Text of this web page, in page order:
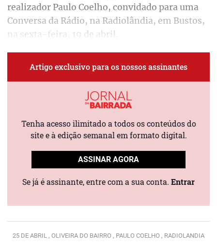
realizador Paulo Coelho, convidado para uma
Conversa da Rádio, na Radiolândia, em Bustos,
na sexta-feira, 19 de abril.
Artigo exclusivo para os nossos assinantes
Tenha acesso ilimitado a todos os conteúdos do
site e à edição semanal em formato digital.
ASSINAR AGORA
Se já é assinante, entre com a sua conta. Entrar
25 DE ABRIL , OLIVEIRA DO BAIRRO , PAULO COELHO , RADIOLANDIA